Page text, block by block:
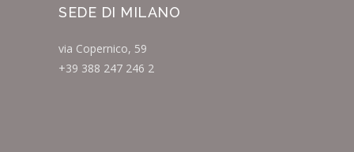
SEDE DI MILANO
via Copernico, 59
+39 388 247 246 2